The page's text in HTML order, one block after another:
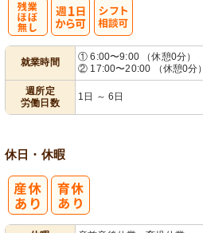
就業時間
① 6:00〜9:00 （休憩0分）
② 17:00〜20:00 （休憩0分）
週所定
労働日数
1日 ～ 6日
休日・休暇